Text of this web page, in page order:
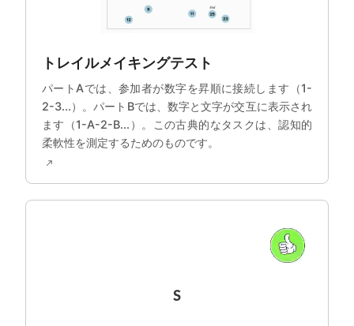
トレイルメイキングテスト
パートAでは、参加者が数字を昇順に接続します（1-
2-3...）。パートBでは、数字と文字が交互に表示され
ます（1-A-2-B...）。この古典的なタスクは、認知的
柔軟性を測定するためのものです。